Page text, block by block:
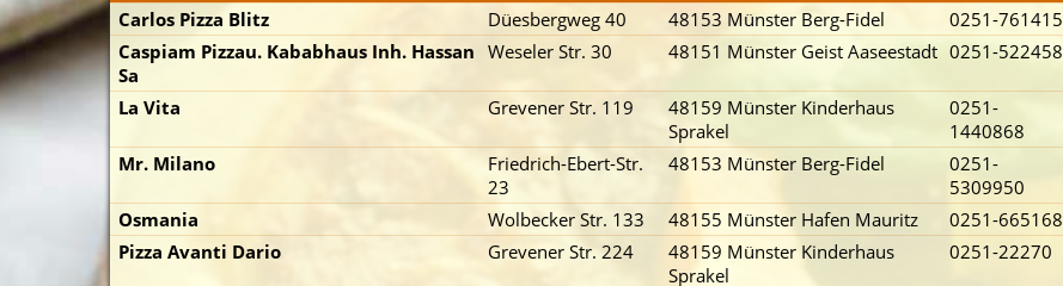
Kontakt
Carlos Pizza Blitz
Düesbergweg 40 48153 Münster Berg-Fidel
0251-761415
Caspiam Pizzau. Kababhaus Inh. Hassan
Sa
Weseler Str. 30 48151 Münster Geist Aaseestadt 0251-522458
La Vita Grevener Str. 119
48159 Münster Kinderhaus
Sprakel
0251-
1440868
Mr. Milano
Friedrich-Ebert-Str.
23
48153 Münster Berg-Fidel
0251-
5309950
Osmania
Wolbecker Str. 133 48155 Münster Hafen Mauritz
0251-665168
Pizza Avanti Dario
Grevener Str. 224
48159 Münster Kinderhaus
Sprakel
0251-22270